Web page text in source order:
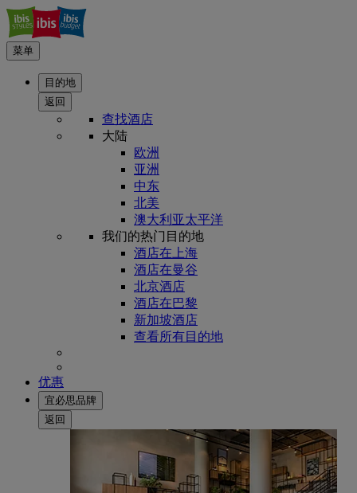
菜单
目的地
返回
查找酒店
大陆
欧洲
亚洲
中东
北美
澳大利亚太平洋
我们的热门目的地
酒店在上海
酒店在曼谷
北京酒店
酒店在巴黎
新加坡酒店
查看所有目的地
优惠
宜必思品牌
返回